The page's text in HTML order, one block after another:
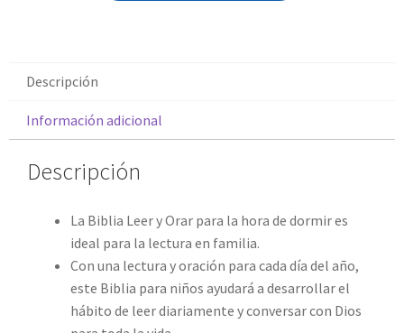
Descripción
Información adicional
Descripción
La Biblia Leer y Orar para la hora de dormires
ideal para la lectura en familia.
Con una lectura y oración para cada día del año,
este Biblia para niños ayudará a desarrollar el
hábito de leer diariamente y conversar con Dios